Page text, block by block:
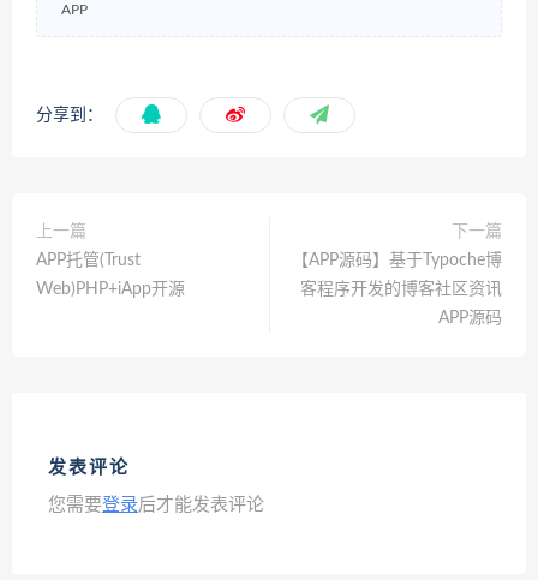
APP
分享到：
上一篇
APP托管(Trust
Web)PHP+iApp开源
下一篇
【APP源码】基于Typoche博
客程序开发的博客社区资讯
APP源码
发表评论
您需要登录后才能发表评论